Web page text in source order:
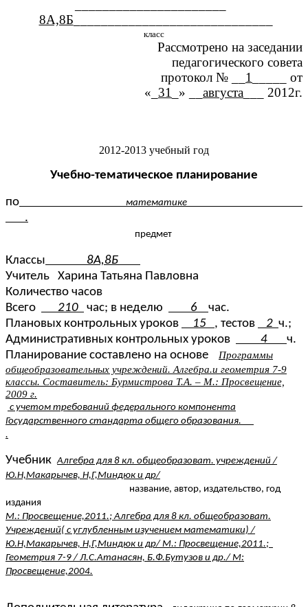
8А,8Б
класс
Рассмотрено на заседании
педагогического совета
протокол № __ 1
_____ от
«_ 31 _» __ августа ___ 2012г.
2012-2013 учебный год
Учебно-тематическое планирование
по математике
.
предмет
Классы
8А,8Б
Учитель Харина Татьяна Павловна
Количество часов
Всего
210 час; в неделю 6 час.
Плановых контрольных уроков
15 , тестов 2 ч.;
Административных контрольных уроков
4
ч.
Планирование составлено на основе
Программы
общеобразовательных учреждений. Алгебра.и геометрия 7-9
классы. Составитель: Бурмистрова Т.А. – М.: Просвещение,
2009 г.
с учетом требований федерального компонента
Государственного стандарта общего образования.
.
УчебникАлгебра для 8 кл. общеобразоват. учреждений /
Ю.Н,Макарычев, Н,Г,Миндюк и др/
название, автор, издательство, год
издания
М.: Просвещение,2011.; Алгебра для 8 кл. общеобразоват.
Учреждений( с углубленным изучением математики) /
Ю.Н,Макарычев, Н,Г,Миндюк и др/ М.: Просвещение,2011.;
Геометрия 7-9 / Л.С.Атанасян, Б.Ф.Бутузов и др./ М:
Просвещение,2004.